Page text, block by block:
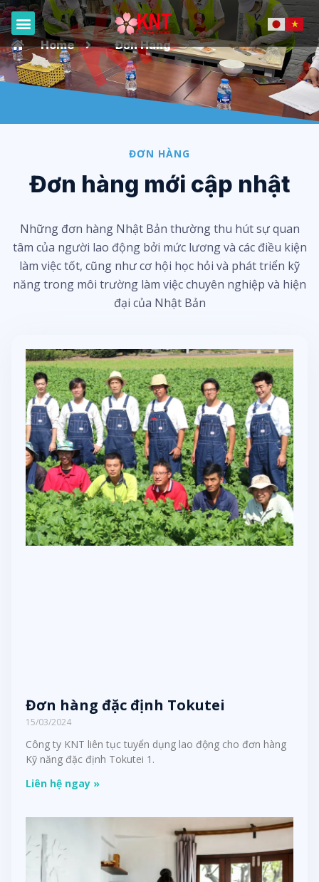
Home Đơn Hàng
ĐƠN HÀNG
Đơn hàng mới cập nhật
Những đơn hàng Nhật Bản thường thu hút sự quan
tâm của người lao động bởi mức lương và các điều kiện
làm việc tốt, cũng như cơ hội học hỏi và phát triển kỹ
năng trong môi trường làm việc chuyên nghiệp và hiện
đại của Nhật Bản
Đơn hàng đặc định Tokutei
15/03/2024
Công ty KNT liên tục tuyển dụng lao động cho đơn hàng
Kỹ năng đặc định Tokutei 1.
Liên hệ ngay »